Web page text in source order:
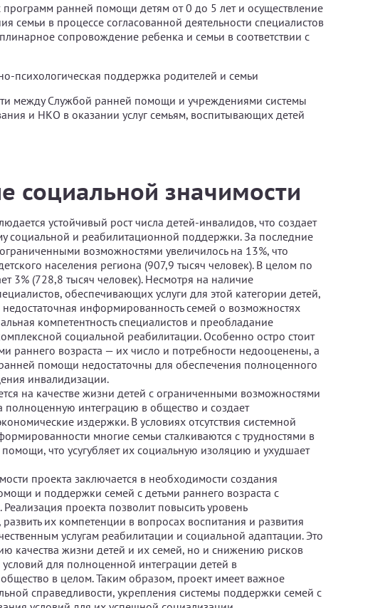
ранней помощи детям от 0 до 5 лет и осуществление
семьи в процессе согласованной деятельности специалистов
сопровождение ребенка и семьи в соответствии с
психологическая поддержка родителей и семьи
между Службой ранней помощи и учреждениями системы
и НКО в оказании услуг семьям, воспитывающих детей
социальной значимости
устойчивый рост числа детей-инвалидов, что создает
социальной и реабилитационной поддержки. За последние
возможностями увеличилось на 13%, что
населения региона (907,9 тысяч человек). В целом по
3% (728,8 тысяч человек). Несмотря на наличие
обеспечивающих услуги для этой категории детей,
информированность семей о возможностях
компетентность специалистов и преобладание
социальной реабилитации. Особенно остро стоит
раннего возраста — их число и потребности недооценены, а
помощи недостаточны для обеспечения полноценного
инвалидизации.
на качестве жизни детей с ограниченными возможностями
интеграцию в общество и создает
издержки. В условиях отсутствия системной
многие семьи сталкиваются с трудностями в
что усугубляет их социальную изоляцию и ухудшает
проекта заключается в необходимости создания
и поддержки семей с детьми раннего возраста с
проекта позволит повысить уровень
их компетенции в вопросах воспитания и развития
услугам реабилитации и социальной адаптации. Это
качества жизни детей и их семей, но и снижению рисков
для полноценной интеграции детей в
в целом. Таким образом, проект имеет важное
справедливости, укрепления системы поддержки семей с